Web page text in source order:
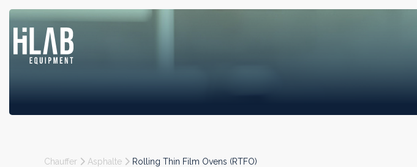
Chauffer Asphalte Rolling Thin Film Ovens (RTFO)